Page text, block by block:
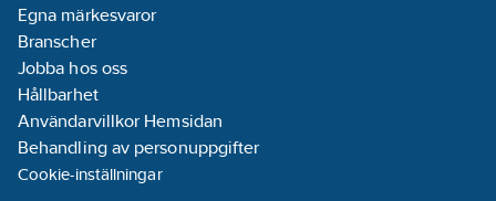
Egna märkesvaror
Branscher
Jobba hos oss
Hållbarhet
Användarvillkor Hemsidan
Behandling av personuppgifter
Cookie-inställningar